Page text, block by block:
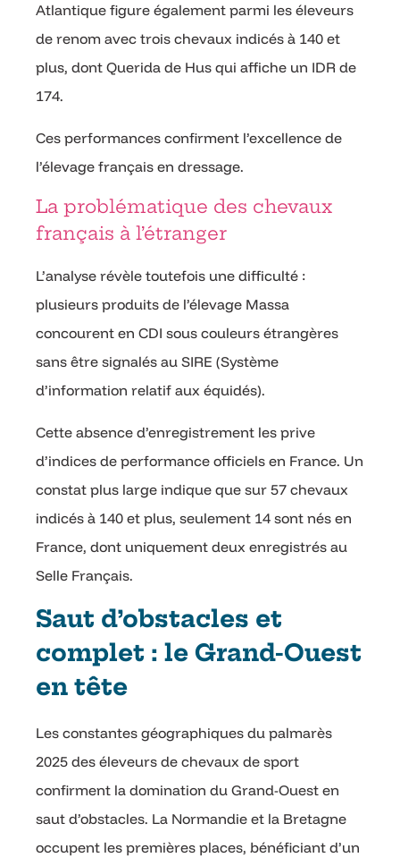
Atlantique figure également parmi les éleveurs
de renom avec trois chevaux indicés à 140 et
plus, dont Querida de Hus qui affiche un IDR de
174.
Ces performances confirment l’excellence de
l’élevage français en dressage.
La problématique des chevaux
français à l’étranger
L’analyse révèle toutefois une difficulté :
plusieurs produits de l’élevage Massa
concourent en CDI sous couleurs étrangères
sans être signalés au SIRE (Système
d’information relatif aux équidés).
Cette absence d’enregistrement les prive
d’indices de performance officiels en France. Un
constat plus large indique que sur 57 chevaux
indicés à 140 et plus, seulement 14 sont nés en
France, dont uniquement deux enregistrés au
Selle Français.
Saut d’obstacles et
complet : le Grand-Ouest
en tête
Les constantes géographiques du palmarès
2025 des éleveurs de chevaux de sport
confirment la domination du Grand-Ouest en
saut d’obstacles. La Normandie et la Bretagne
occupent les premières places, bénéficiant d’un